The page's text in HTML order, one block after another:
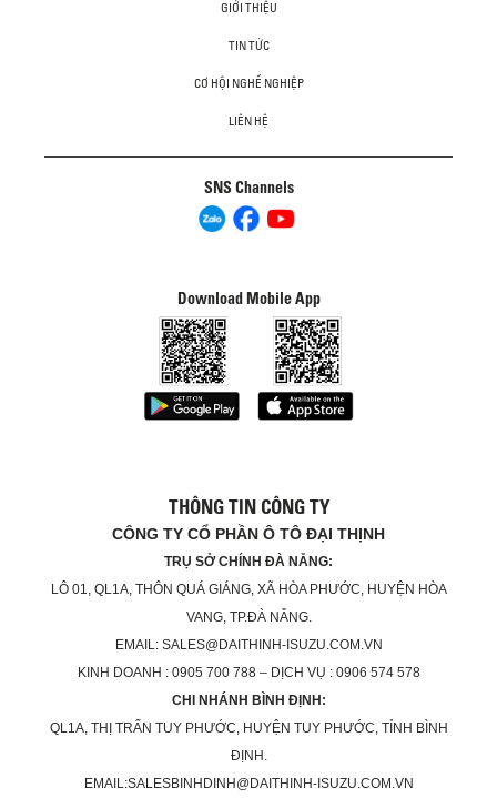
GIỚI THIỆU
TIN TỨC
CƠ HỘI NGHỀ NGHIỆP
LIÊN HỆ
SNS Channels
Download Mobile App
THÔNG TIN CÔNG TY
CÔNG TY CỔ PHẦN Ô TÔ ĐẠI THỊNH
TRỤ SỞ CHÍNH ĐÀ NẴNG:
LÔ 01, QL1A, THÔN QUÁ GIÁNG, XÃ HÒA PHƯỚC, HUYỆN HÒA
VANG, TP.ĐÀ NẴNG.
EMAIL: SALES@DAITHINH-ISUZU.COM.VN
KINH DOANH : 0905 700 788 – DỊCH VỤ : 0906 574 578
CHI NHÁNH BÌNH ĐỊNH:
QL1A, THỊ TRẤN TUY PHƯỚC, HUYỆN TUY PHƯỚC, TỈNH BÌNH
ĐỊNH.
EMAIL:SALESBINHDINH@DAITHINH-ISUZU.COM.VN